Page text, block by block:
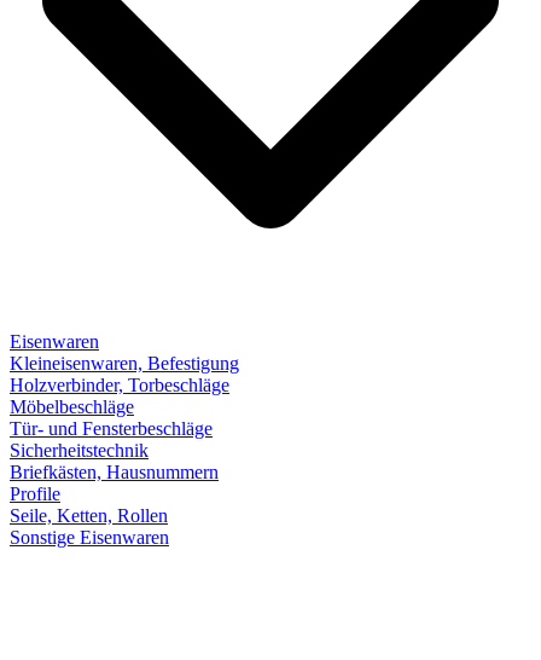
Eisenwaren
Kleineisenwaren, Befestigung
Holzverbinder, Torbeschläge
Möbelbeschläge
Tür- und Fensterbeschläge
Sicherheitstechnik
Briefkästen, Hausnummern
Profile
Seile, Ketten, Rollen
Sonstige Eisenwaren